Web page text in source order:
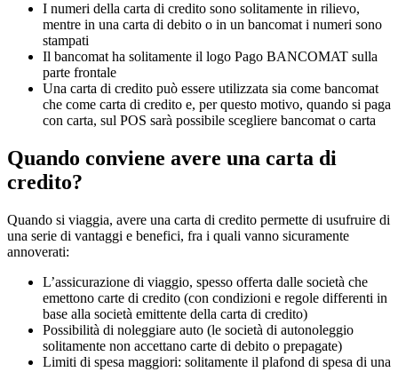
I numeri della carta di credito sono solitamente in rilievo,
mentre in una carta di debito o in un bancomat i numeri sono
stampati
Il bancomat ha solitamente il logo Pago BANCOMAT sulla
parte frontale
Una carta di credito può essere utilizzata sia come bancomat
che come carta di credito e, per questo motivo, quando si paga
con carta, sul POS sarà possibile scegliere bancomat o carta
Quando conviene avere una carta di
credito?
Quando si viaggia, avere una carta di credito permette di usufruire di
una serie di vantaggi e benefici, fra i quali vanno sicuramente
annoverati:
L’assicurazione di viaggio, spesso offerta dalle società che
emettono carte di credito (con condizioni e regole differenti in
base alla società emittente della carta di credito)
Possibilità di noleggiare auto (le società di autonoleggio
solitamente non accettano carte di debito o prepagate)
Limiti di spesa maggiori: solitamente il plafond di spesa di una